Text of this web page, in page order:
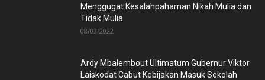
Menggugat Kesalahpahaman Nikah Mulia dan
Tidak Mulia
08/03/2022
Ardy Mbalembout Ultimatum Gubernur Viktor
Laiskodat Cabut Kebijakan Masuk Sekolah